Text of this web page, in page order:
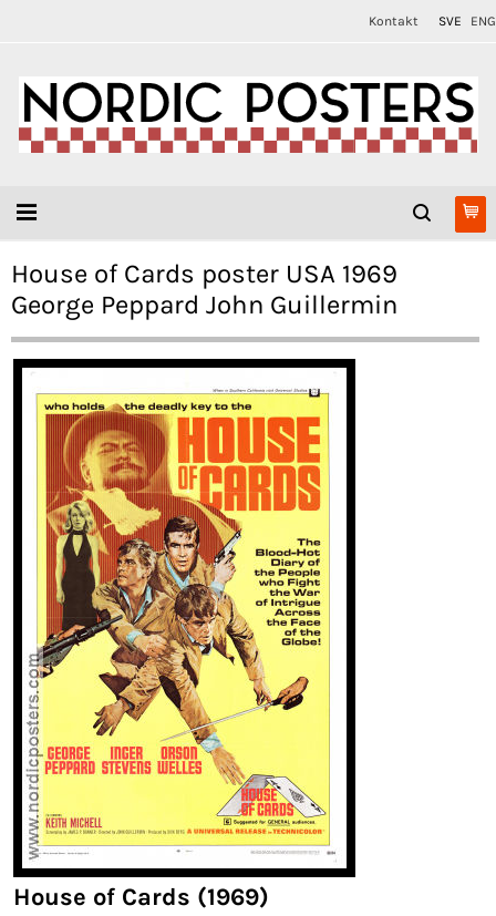
Kontakt SVE ENG
House of Cards poster USA 1969
George Peppard John Guillermin
House of Cards (1969)